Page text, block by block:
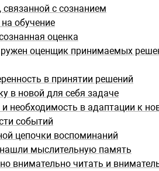
с сознанием
обучение
оценка
оценщик принимаемых
в принятии решений
в новой для себя задаче
необходимость в адаптации к
событий
цепочки воспоминаний
мыслительную память
внимательно читать и